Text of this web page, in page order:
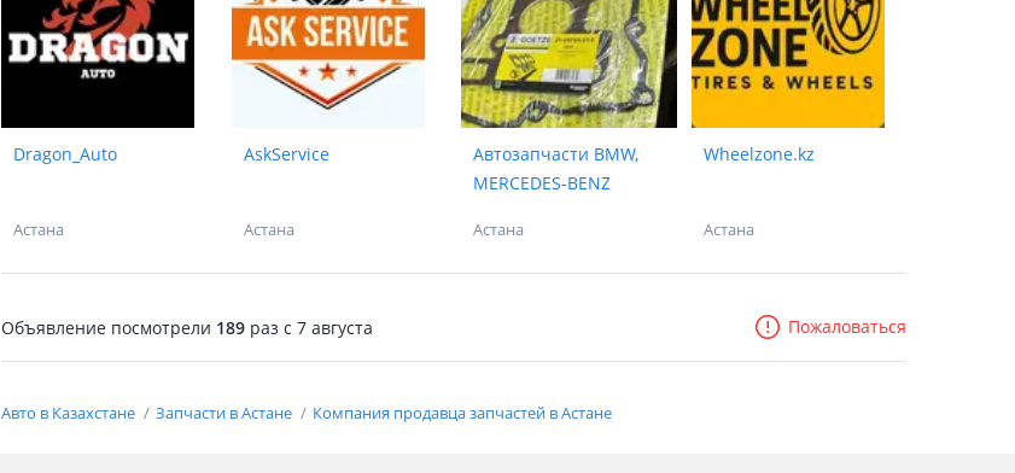
Dragon_Auto
Астана
AskService
Астана
Автозапчасти BMW,
MERCEDES-BENZ
Астана
Wheelzone.kz
Астана
Объявление посмотрели 189 раз c 7 августа Пожаловаться
Авто в Казахстане Запчасти в Астане Компания продавца запчастей в Астане